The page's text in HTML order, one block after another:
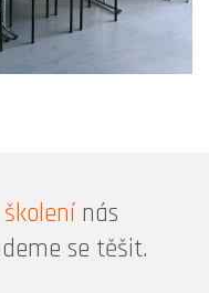
školení nás
se těšit.